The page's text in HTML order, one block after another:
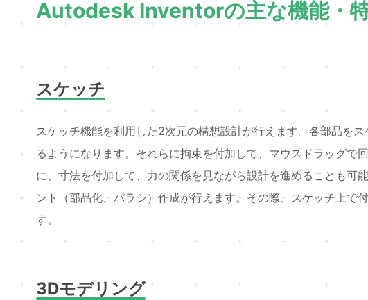
Autodesk Inventorの主な機能・
スケッチ
スケッチ機能を利用した2次元の構想設計が行えます。各部品を
るようになります。それらに拘束を付加して、マウスドラッグで
に、寸法を付加して、力の関係を見ながら設計を進めることも可
ント（部品化、バラシ）作成が行えます。その際、スケッチ上で
す。
3Dモデリング